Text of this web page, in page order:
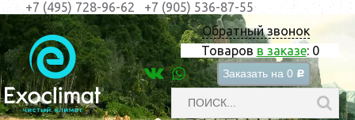
Обратный звонок
Товаров в заказе: 0
Заказать на 0 c
+7 (495) 728-96-62 +7 (905) 536-87-55